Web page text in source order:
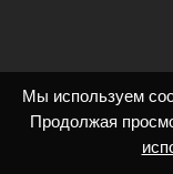
Мы используем
Продолжая